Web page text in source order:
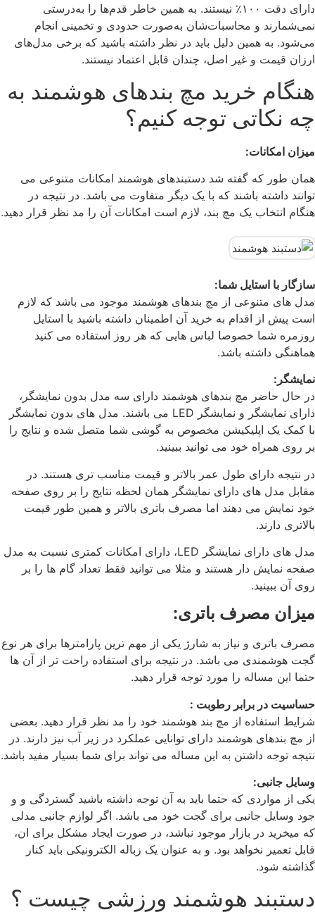
دارای دقت ۱۰۰٪ نیستند. به همین خاطر قدم‌ها را به‌درستی
نمی‌شمارند و محاسبات‌شان به‌صورت حدودی و تخمینی انجام
می‌شود. به همین دلیل باید در نظر داشته باشید که برخی مدل‌های
ارزان قیمت و غیر اصل، چندان قابل اعتماد نیستند.
هنگام خرید مچ بندهای هوشمند به
چه نکاتی توجه کنیم؟
میزان امکانات:
همان طور که گفته شد دستبندهای هوشمند امکانات متنوعی می
توانند داشته باشند که با یک دیگر متفاوت می باشد. در نتیجه در
هنگام انتخاب یک مچ بند، لازم است امکانات آن را مد نظر قرار دهید.
سازگار با استایل شما:
مدل های متنوعی از مچ بندهای هوشمند موجود می باشد که لازم
است پیش از اقدام به خرید آن اطمینان داشته باشید با استایل
روزمره شما خصوصا لباس هایی که هر روز استفاده می کنید
هماهنگی داشته باشد.
نمایشگر:
در حال حاضر مچ بندهای هوشمند دارای سه مدل بدون نمایشگر،
دارای نمایشگر و نمایشگر LED می باشند. مدل های بدون نمایشگر
با کمک یک اپلیکیشن مخصوص به گوشی شما متصل شده و نتایج را
بر روی همراه خود می توانید ببینید.
در نتیجه دارای طول عمر بالاتر و قیمت مناسب تری هستند. در
مقابل مدل های دارای نمایشگر همان لحظه نتایج را بر روی صفحه
خود نمایش می دهند اما مصرف باتری بالاتر و همین طور قیمت
بالاتری دارند.
مدل های دارای نمایشگر LED، دارای امکانات کمتری نسبت به مدل
صفحه نمایش دار هستند و مثلا می توانید فقط تعداد گام ها را بر
روی آن ببینید.
میزان مصرف باتری:
مصرف باتری و نیاز به شارژ یکی از مهم ترین پارامترها برای هر نوع
گجت هوشمندی می باشد. در نتیجه برای استفاده راحت تر از آن ها
حتما این مساله را مورد توجه قرار دهید.
حساسیت در برابر رطوبت :
شرایط استفاده از مچ بند هوشمند خود را مد نظر قرار دهید. بعضی
از مچ بندهای هوشمند دارای توانایی عملکرد در زیر آب نیز دارند. در
نتیجه توجه داشتن به این مساله می تواند برای شما بسیار مفید باشد.
وسایل جانبی:
یکی از مواردی که حتما باید به آن توجه داشته باشید گستردگی و و
جود وسایل جانبی برای گجت خود می باشد. اگر لوازم جانبی مدلی
که میخرید در بازار موجود نباشد، در صورت ایجاد مشکل برای ان،
قابل تعمیر نخواهد بود. و به عنوان یک زباله الکترونیکی باید کنار
گذاشته شود.
دستبند هوشمند ورزشی چیست ؟